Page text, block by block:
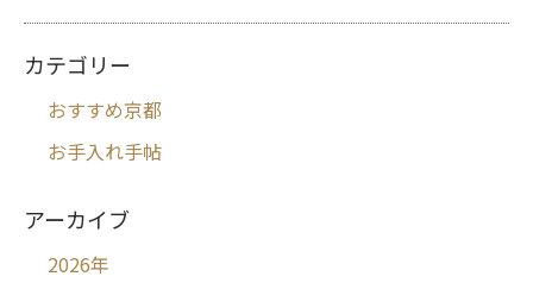
カテゴリー
おすすめ京都
お手入れ手帖
アーカイブ
2026年